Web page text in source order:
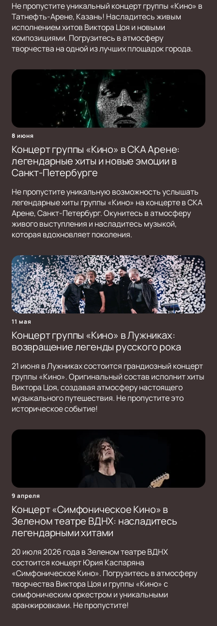
Не пропустите уникальный концерт группы «Кино» в
Татнефть-Арене, Казань! Насладитесь живым
исполнением хитов Виктора Цоя и новыми
композициями. Погрузитесь в атмосферу
творчества на одной из лучших площадок города.
8 июня
Концерт группы «Кино» в СКА Арене:
легендарные хиты и новые эмоции в
Санкт-Петербурге
Не пропустите уникальную возможность услышать
легендарные хиты группы «Кино» на концерте в СКА
Арене, Санкт-Петербург. Окунитесь в атмосферу
живого выступления и насладитесь музыкой,
которая вдохновляет поколения.
11 мая
Концерт группы «Кино» в Лужниках:
возвращение легенды русского рока
21 июня в Лужниках состоится грандиозный концерт
группы «Кино». Оригинальный состав исполнит хиты
Виктора Цоя, создавая атмосферу настоящего
музыкального путешествия. Не пропустите это
историческое событие!
9 апреля
Концерт «Симфоническое Кино» в
Зеленом театре ВДНХ: насладитесь
легендарными хитами
20 июля 2026 года в Зеленом театре ВДНХ
состоится концерт Юрия Каспаряна
«Симфоническое Кино». Погрузитесь в атмосферу
творчества Виктора Цоя и группы «Кино» с
симфоническим оркестром и уникальными
аранжировками. Не пропустите!